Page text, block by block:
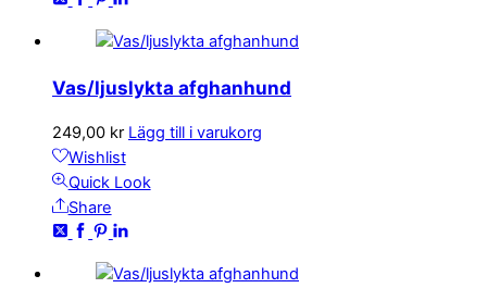
Vas/ljuslykta afghanhund
249,00 kr Lägg till i varukorg
Wishlist
Quick Look
Share